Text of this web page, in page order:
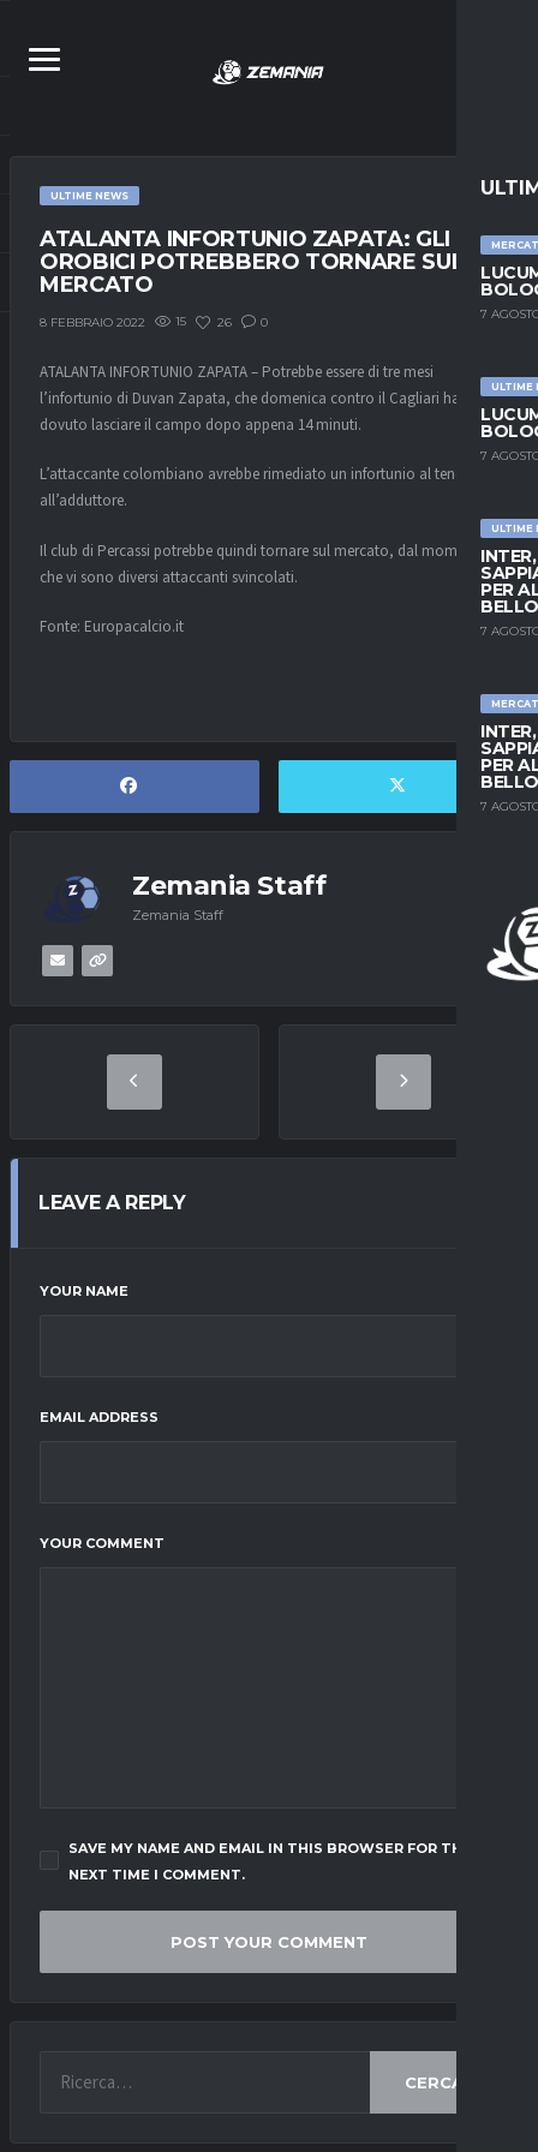
7
ULTIME
7
ULTIME
PER
7
PER
7
ULTIME NEWS
ATALANTA INFORTUNIO ZAPATA: GLI
OROBICI POTREBBERO TORNARE SUL
MERCATO
8 FEBBRAIO 2022 15 26 0
ATALANTA INFORTUNIO ZAPATA – Potrebbe essere di tre mesi
l’infortunio di Duvan Zapata, che domenica contro il Cagliari ha
dovuto lasciare il campo dopo appena 14 minuti.
L’attaccante colombiano avrebbe rimediato un infortunio al tendine
all’adduttore.
Il club di Percassi potrebbe quindi tornare sul mercato, dal momento
che vi sono diversi attaccanti svincolati.
Fonte: Europacalcio.it
Zemania Staff
Zemania Staff
LEAVE A REPLY
YOUR NAME
EMAIL ADDRESS
YOUR COMMENT
SAVE MY NAME AND EMAIL IN THIS BROWSER FOR THE
NEXT TIME I COMMENT.
CERCA